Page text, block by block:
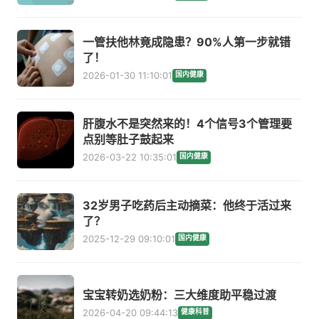
一管扶他林竟成隐患？90%人第一步就错
了！
2026-01-30 11:10:01 国内健康
肝腹水不是突然来的！4个信号3个管理要
点别等肚子鼓起来
2026-03-22 10:35:01 国内健康
32岁男子吃药后主动摘菜：他终于活过来
了？
2025-12-29 09:10:01 国内健康
宝宝转奶选奶粉：三大维度助平稳过渡
2026-04-20 09:44:13 健康科普